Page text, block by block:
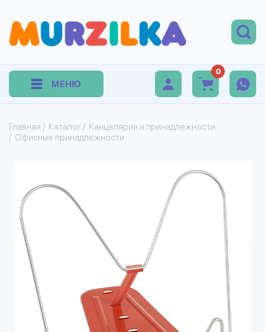
МЕНЮ
0
Главная / Каталог / Канцелярия и принадлежности
/ Офисные принадлежности